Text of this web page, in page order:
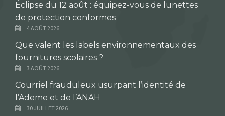
Éclipse du 12 août : équipez-vous de lunettes
de protection conformes
4 AOÛT 2026
Que valent les labels environnementaux des
fournitures scolaires ?
3 AOÛT 2026
Courriel frauduleux usurpant l’identité de
l’Ademe et de l’ANAH
30 JUILLET 2026